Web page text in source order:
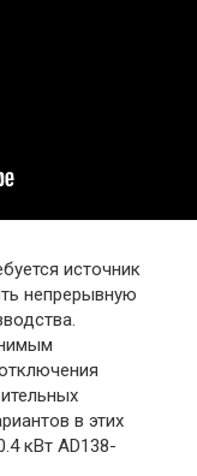
источник
непрерывную
в этих
кВт AD138-